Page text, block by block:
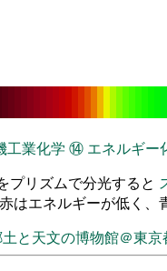
工業化学 ⑭ エネルギー
プリズムで分光すると
はエネルギーが低く、
と天文の博物館＠東京